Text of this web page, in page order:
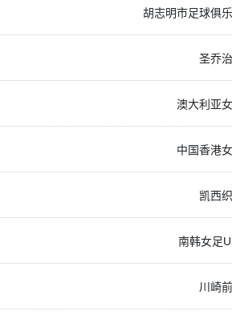
胡志明市足球俱
圣乔
澳大利亚
中国香港
凯西
南韩女足
川崎